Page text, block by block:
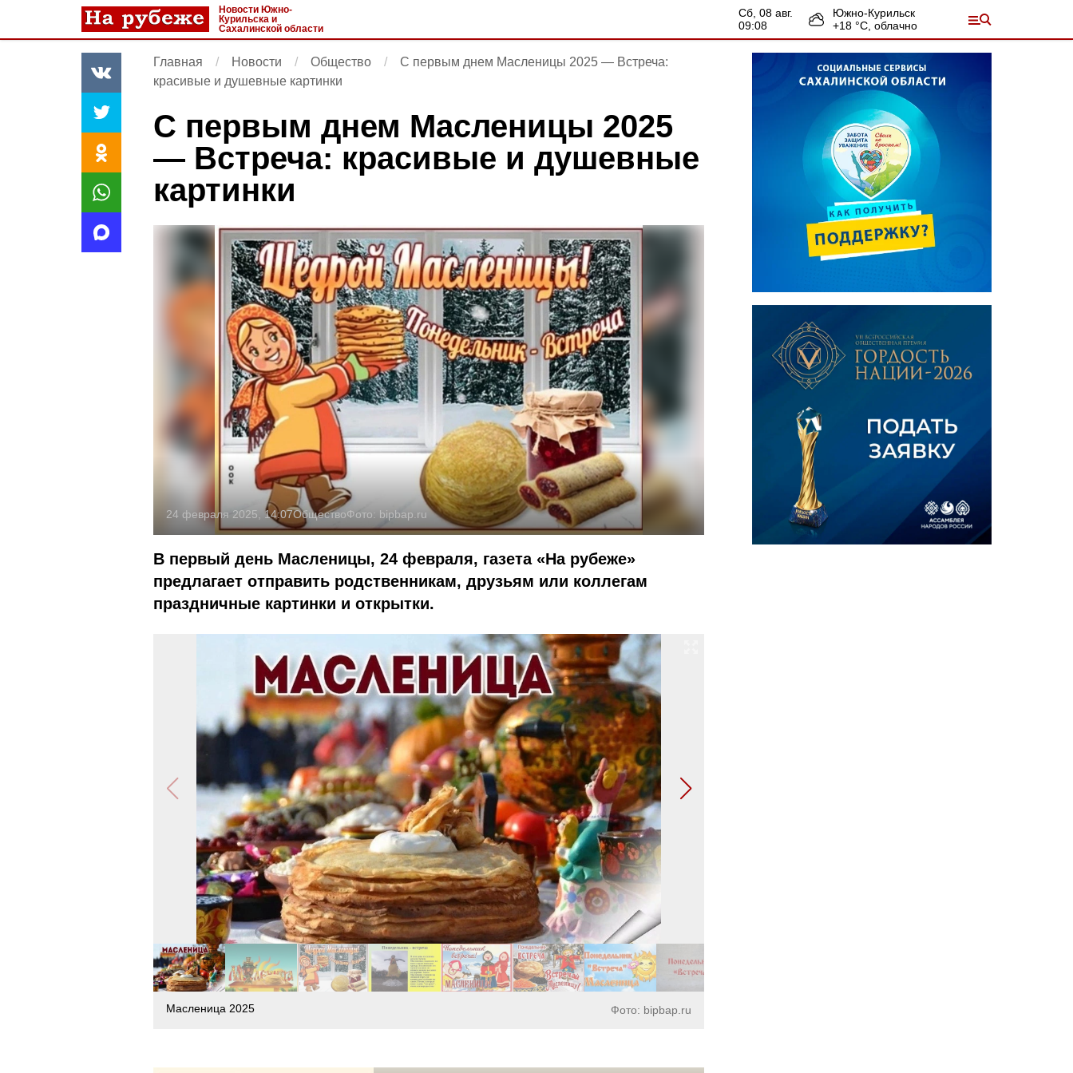
Новости Южно-
Курильска и
Сахалинской области
сб, 08 авг.
09:08
Южно-Курильск
+18 °С, облачно
Главная Новости Общество
С первым днем Масленицы 2025 — Встреча:
красивые и душевные картинки
С первым днем Масленицы 2025
— Встреча: красивые и душевные
картинки
24 февраля 2025, 14:07ОбществоФото: bipbap.ru
В первый день Масленицы, 24 февраля, газета «На рубеже»
предлагает отправить родственникам, друзьям или коллегам
праздничные картинки и открытки.
Масленица 2025 Фото: bipbap.ru